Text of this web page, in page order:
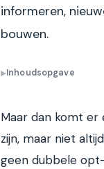
informeren,
bouwen.
▶Inhoudsopgave
Maar dan komt er
zijn, maar niet
geen dubbele